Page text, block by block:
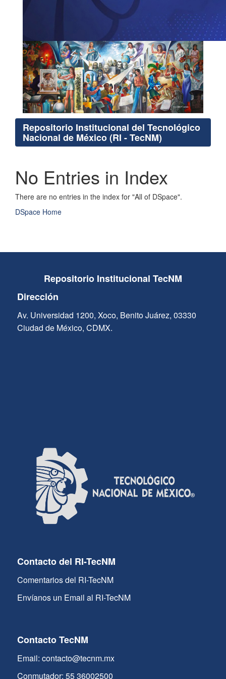
Repositorio Institucional del Tecnológico
Nacional de México (RI - TecNM)
No Entries in Index
There are no entries in the index for "All of DSpace".
DSpace Home
Repositorio Institucional TecNM
Dirección
Av. Universidad 1200, Xoco, Benito Juárez, 03330
Ciudad de México, CDMX.
Contacto del RI-TecNM
Comentarios del RI-TecNM
Envíanos un Email al RI-TecNM
Contacto TecNM
Email: contacto@tecnm.mx
Conmutador: 55 36002500